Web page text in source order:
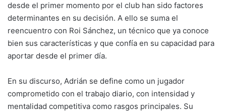
desde el primer momento por el club han sido factores
determinantes en su decisión. A ello se suma el
reencuentro con Roi Sánchez, un técnico que ya conoce
bien sus características y que confía en su capacidad para
aportar desde el primer día.
En su discurso, Adrián se define como un jugador
comprometido con el trabajo diario, con intensidad y
mentalidad competitiva como rasgos principales. Su